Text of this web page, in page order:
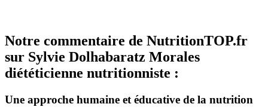
Notre commentaire de NutritionTOP.fr
sur Sylvie Dolhabaratz Morales
diététicienne nutritionniste :
Une approche humaine et éducative de la nutrition